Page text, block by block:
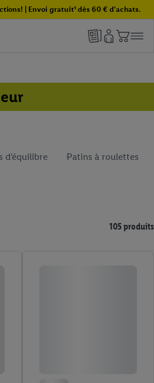
| Envoi gratuit¹ dès 60 € d'achats.
d'équilibre Patins à roulettes
105 produits